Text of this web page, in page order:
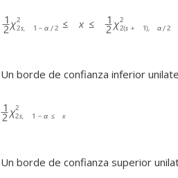
Un borde de confianza inferior
Un borde de confianza superior